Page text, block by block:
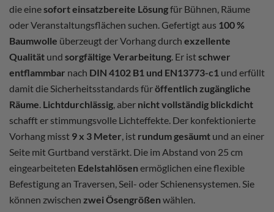
die einesofort einsatzbereite Lösungfür Bühnen, Räume
oder Veranstaltungsflächen suchen. Gefertigt aus 100 %
Baumwolle überzeugt der Vorhang durch exzellente
Qualität und sorgfältige Verarbeitung. Er istschwer
entflammbar nach DIN 4102 B1 und EN13773-c1 und erfüllt
damit die Sicherheitsstandards füröffentlich zugängliche
Räume. Lichtdurchlässig, aber nicht vollständig blickdicht
schafft er stimmungsvolle Lichteffekte. Der konfektionierte
Vorhang misst 9 x 3 Meter, ist rundum gesäumt und an einer
Seite mit Gurtband verstärkt. Die im Abstand von 25 cm
eingearbeiteten Edelstahlösen ermöglichen eine flexible
Befestigung an Traversen, Seil- oder Schienensystemen. Sie
können zwischen zwei Ösengrößen wählen.